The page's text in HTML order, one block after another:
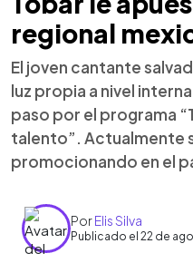
regional
El joven cantante
luz propia a nivel
paso por el programa
talento”. Actualmente
promocionando en el
PorElis Silva
Publicado el 22 de